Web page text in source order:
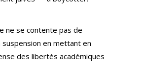
ne se contente pas de
suspension en mettant en
des libertés académiques